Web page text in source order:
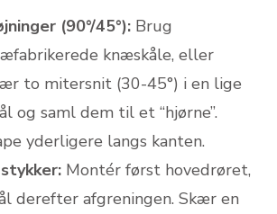
(90°/45°): Brug
knæskåle, eller
to mitersnit (30-45°) i en lige
og saml dem til et “hjørne”.
yderligere langs kanten.
Montér først hovedrøret,
derefter afgreningen. Skær en